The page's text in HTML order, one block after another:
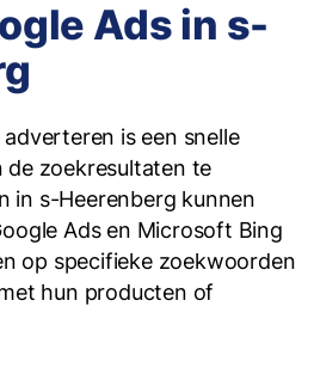
Ads in s-
is een snelle
de zoekresultaten te
in s-Heerenberg kunnen
Ads en Microsoft Bing
op specifieke zoekwoorden
hun producten of